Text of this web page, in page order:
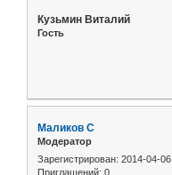
Кузьмин Виталий
Гость
Маликов С
Модератор
Зарегистрирован: 2014-04-06
Приглашений: 0